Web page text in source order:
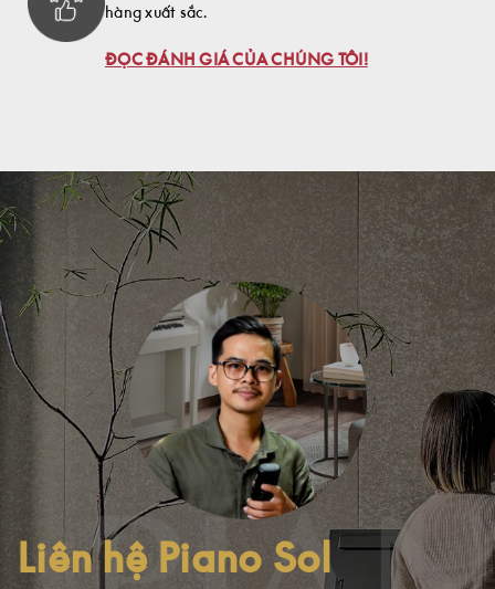
hàng xuất sắc.
ĐỌC ĐÁNH GIÁ CỦA CHÚNG TÔI!
Liên hệ Piano Sol